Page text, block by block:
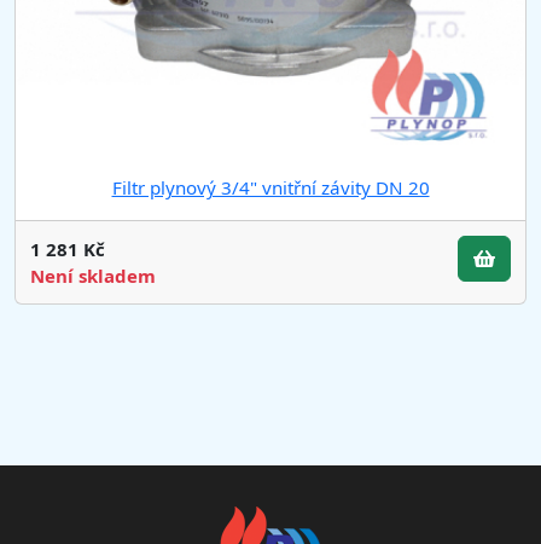
Filtr plynový 3/4" vnitřní závity DN 20
1 281 Kč
Není skladem